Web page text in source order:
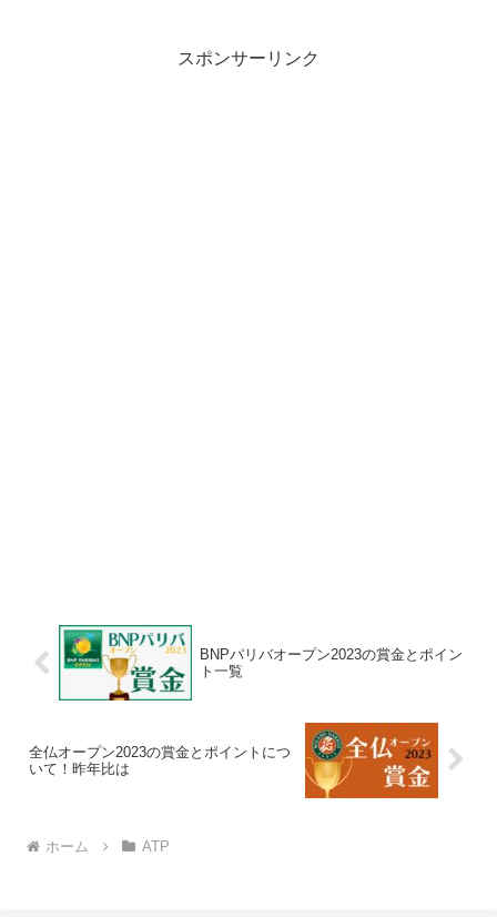
スポンサーリンク
BNPパリバオープン2023の賞金とポイン
ト一覧
全仏オープン2023の賞金とポイントにつ
いて！昨年比は
ホーム ATP